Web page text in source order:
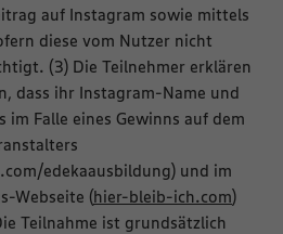
auf Instagram sowie mittels
diese vom Nutzer nicht
(3) Die Teilnehmer erklären
dass ihr Instagram-Name und
im Falle eines Gewinns auf dem
edekaausbildung) und im
Webseite (hier-bleib-ich.com)
Teilnahme ist grundsätzlich